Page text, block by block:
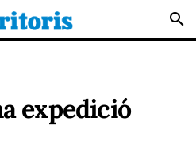
search
expedició